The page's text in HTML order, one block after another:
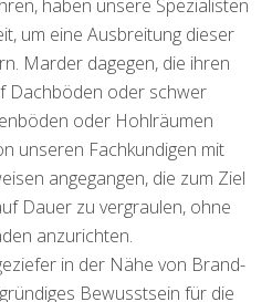
haben unsere Spezialisten
um eine Ausbreitung dieser
Marder dagegen, die ihren
Dachböden oder schwer
oder Hohlräumen
unseren Fachkundigen mit
angegangen, die zum Ziel
Dauer zu vergraulen, ohne
anzurichten.
in der Nähe von Brand-
Bewusstsein für die